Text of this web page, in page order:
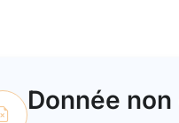
Donnée